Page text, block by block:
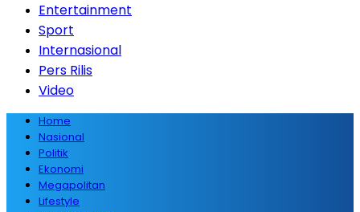
Entertainment
Sport
Internasional
Pers Rilis
Video
Home
Nasional
Politik
Ekonomi
Megapolitan
Lifestyle